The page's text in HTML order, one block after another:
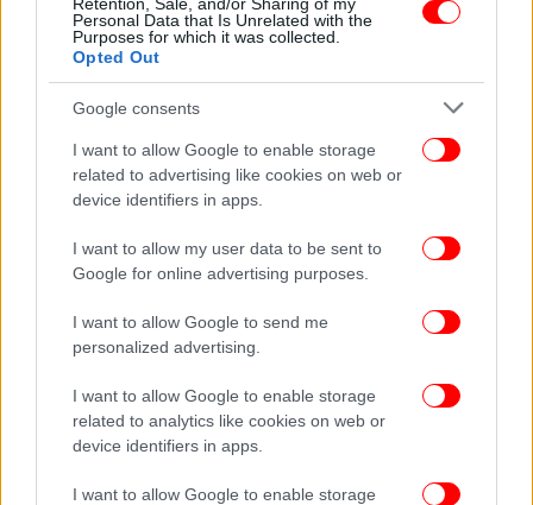
Personal Data that Is Unrelated with the
Purposes for which it was collected.
Opted Out
Google consents
I want to allow Google to enable storage
related to advertising like cookies on web or
device identifiers in apps.
I want to allow my user data to be sent to
Google for online advertising purposes.
I want to allow Google to send me
personalized advertising.
I want to allow Google to enable storage
related to analytics like cookies on web or
device identifiers in apps.
I want to allow Google to enable storage
αυτοκίνητο
15/04/2024 09:14
Survivor: «Αγνώριστοι» οι παίκτες μετά το
μπάνιο τους για το πάρτι της ένωσης